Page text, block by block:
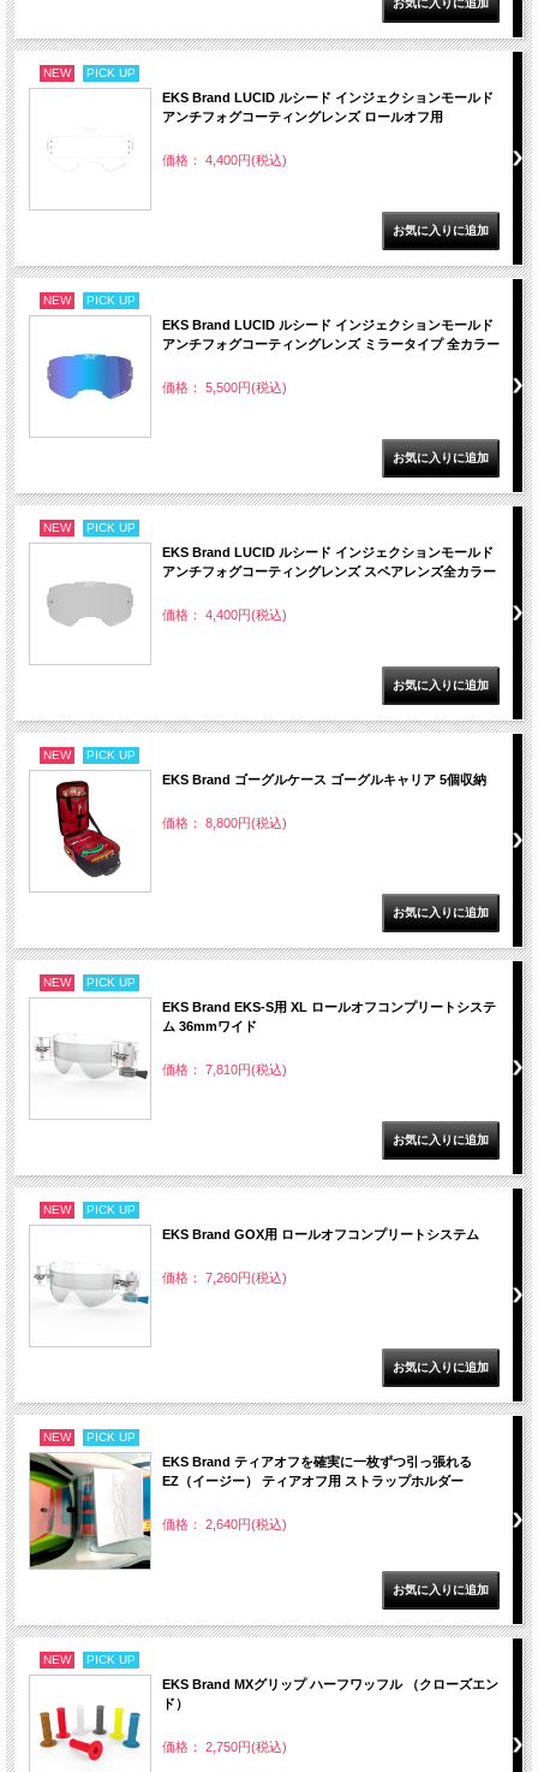
NEW PICK UP
EKS Brand LUCID ルシード インジェクションモールド
アンチフォグコーティングレンズ ロールオフ用
価格： 4,400円(税込)
NEW PICK UP
EKS Brand LUCID ルシード インジェクションモールド
アンチフォグコーティングレンズ ミラータイプ 全カラー
価格： 5,500円(税込)
NEW PICK UP
EKS Brand LUCID ルシード インジェクションモールド
アンチフォグコーティングレンズ スペアレンズ全カラー
価格： 4,400円(税込)
NEW PICK UP
EKS Brand ゴーグルケース ゴーグルキャリア 5個収納
価格： 8,800円(税込)
NEW PICK UP
EKS Brand EKS-S用 XL ロールオフコンプリートシステ
ム 36mmワイド
価格： 7,810円(税込)
NEW PICK UP
EKS Brand GOX用 ロールオフコンプリートシステム
価格： 7,260円(税込)
NEW PICK UP
EKS Brand ティアオフを確実に一枚ずつ引っ張れる
EZ（イージー） ティアオフ用 ストラップホルダー
価格： 2,640円(税込)
NEW PICK UP
EKS Brand MXグリップ ハーフワッフル （クローズエン
ド）
価格： 2,750円(税込)